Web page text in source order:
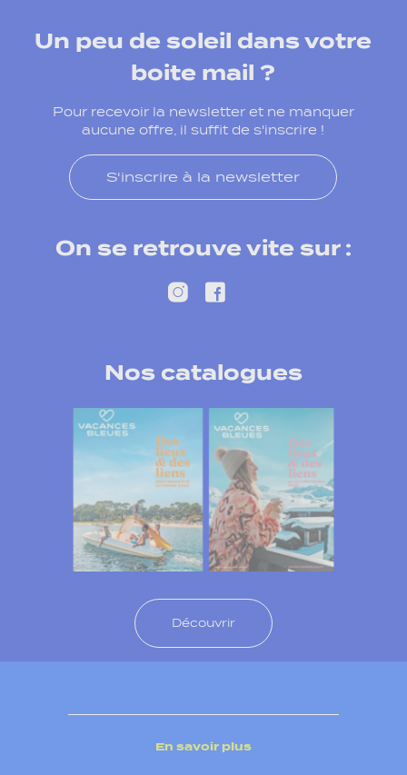
Un peu de soleil dans votre
boite mail ?
Pour recevoir la newsletter et ne manquer
aucune offre, il suffit de s'inscrire !
S'inscrire à la newsletter
On se retrouve vite sur :
Nos catalogues
Découvrir
En savoir plus